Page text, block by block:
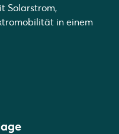
Solarstrom,
in einem